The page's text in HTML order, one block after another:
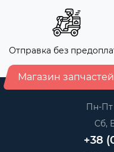
Отправка без
Магазин
Пн-Пт
Сб,
+38